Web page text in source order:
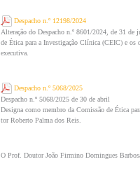
Despacho n.º 12198/2024
Alteração do Despacho n.º 8601/2024, de 31
de Ética para a Investigação Clínica (CEIC) e os
executiva.
Despacho n.º 5068/2025
Despacho n.º 5068/2025 de 30 de abril
Designa como membro da Comissão de Ética
tor Roberto Palma dos Reis.
O Prof. Doutor João Firmino Domingues